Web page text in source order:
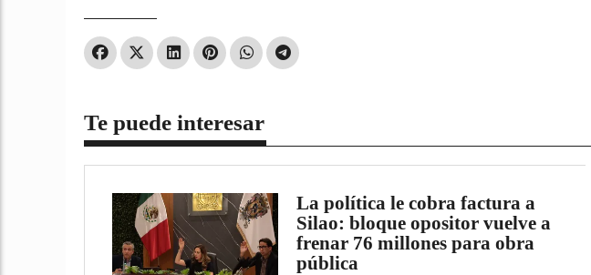
Te puede interesar
La política le cobra factura a
Silao: bloque opositor vuelve a
frenar 76 millones para obra
pública